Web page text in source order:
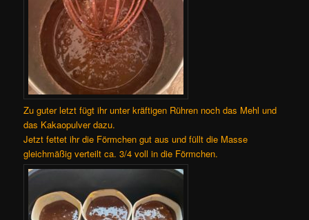
Zu guter letzt fügt ihr unter kräftigen Rühren noch das Mehl und
das Kakaopulver dazu.
Jetzt fettet ihr die Förmchen gut aus und füllt die Masse
gleichmäßig verteilt ca. 3/4 voll in die Förmchen.